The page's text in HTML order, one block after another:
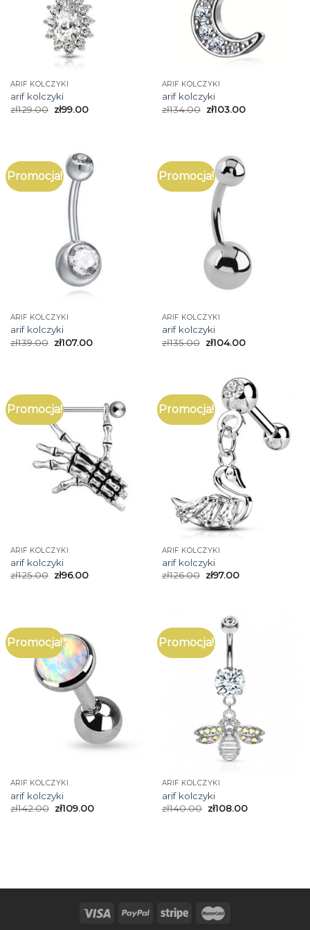
ARIF KOLCZYKI
arif kolczyki
zł129.00 zł99.00
ARIF KOLCZYKI
arif kolczyki
zł134.00 zł103.00
Promocja!
ARIF KOLCZYKI
arif kolczyki
zł139.00 zł107.00
Promocja!
ARIF KOLCZYKI
arif kolczyki
zł135.00 zł104.00
Promocja!
ARIF KOLCZYKI
arif kolczyki
zł125.00 zł96.00
Promocja!
ARIF KOLCZYKI
arif kolczyki
zł126.00 zł97.00
Promocja!
ARIF KOLCZYKI
arif kolczyki
zł142.00 zł109.00
Promocja!
ARIF KOLCZYKI
arif kolczyki
zł140.00 zł108.00